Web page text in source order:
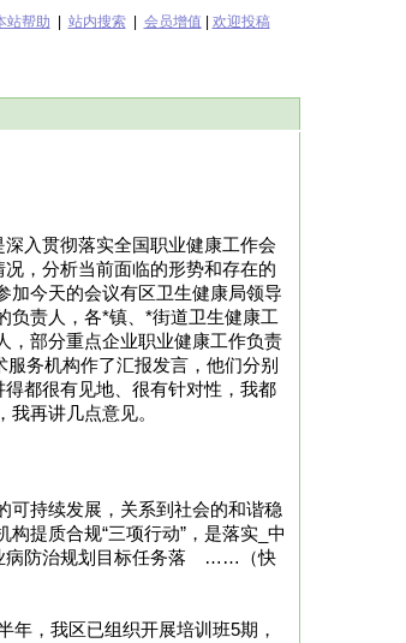
站帮助 站内搜索| 会员增值 欢迎投稿
入贯彻落实全国职业健康工作会
，分析当前面临的形势和存在的
加今天的会议有区卫生健康局领导
负责人，各*镇、*街道卫生健康工
，部分重点企业职业健康工作负责
务机构作了汇报发言，他们分别
都很有见地、很有针对性，我都
再讲几点意见。
可持续发展，关系到社会的和谐稳
提质合规“三项行动”，是落实_中
业病防治规划目标任务落 ……（快
年，我区已组织开展培训班5期，